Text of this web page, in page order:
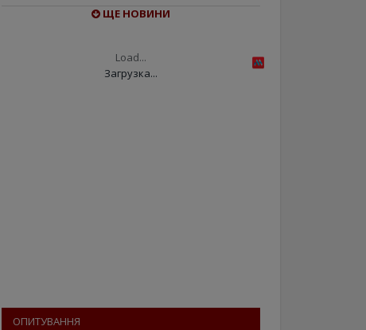
ЩЕ НОВИНИ
Load...
Загрузка...
ОПИТУВАННЯ